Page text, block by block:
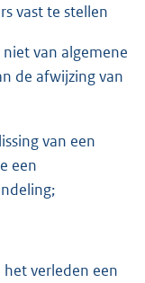
vast te stellen
van algemene
de afwijzing van
van een
een
verleden een